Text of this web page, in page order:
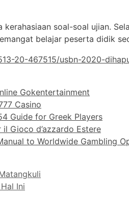
soal-soal ujian.
belajar peserta didik
20-467515/usbn-2020-
Gokentertainment
Casino
Guide for Greek Players
Gioco d’azzardo Estere
to Worldwide Gambling
Ini